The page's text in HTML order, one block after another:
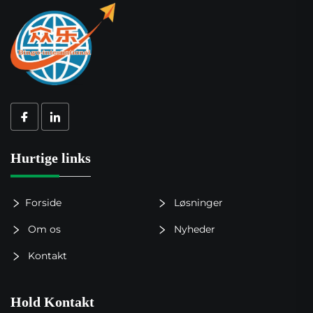
Hurtige links
Forside Løsninger
Om os Nyheder
Kontakt
Hold Kontakt